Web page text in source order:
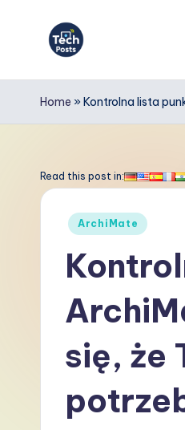
T
e
h
Home » Kontrolna lista
Read this post in:
Posted
ArchiMate
się, że